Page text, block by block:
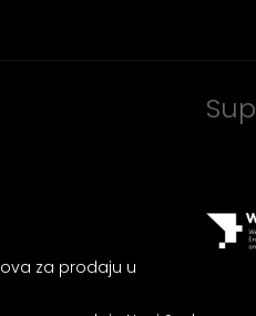
za prodaju u